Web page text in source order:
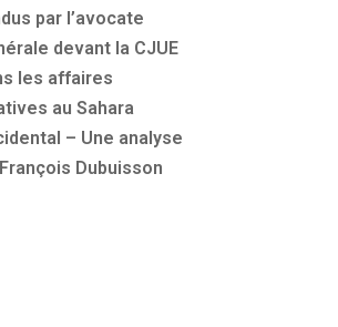
par l’avocate
devant la CJUE
les affaires
au Sahara
– Une analyse
Dubuisson